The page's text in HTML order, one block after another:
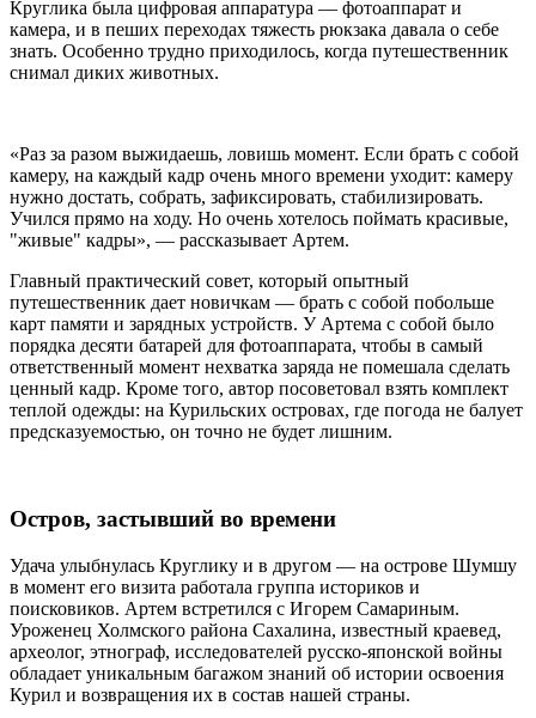
Круглика была цифровая аппаратура — фотоаппарат и
камера, и в пеших переходах тяжесть рюкзака давала о себе
знать. Особенно трудно приходилось, когда путешественник
снимал диких животных.
«Раз за разом выжидаешь, ловишь момент. Если брать с собой
камеру, на каждый кадр очень много времени уходит: камеру
нужно достать, собрать, зафиксировать, стабилизировать.
Учился прямо на ходу. Но очень хотелось поймать красивые,
"живые" кадры», — рассказывает Артем.
Главный практический совет, который опытный
путешественник дает новичкам — брать с собой побольше
карт памяти и зарядных устройств. У Артема с собой было
порядка десяти батарей для фотоаппарата, чтобы в самый
ответственный момент нехватка заряда не помешала сделать
ценный кадр. Кроме того, автор посоветовал взять комплект
теплой одежды: на Курильских островах, где погода не балует
предсказуемостью, он точно не будет лишним.
Остров, застывший во времени
Удача улыбнулась Круглику и в другом — на острове Шумшу
в момент его визита работала группа историков и
поисковиков. Артем встретился с Игорем Самариным.
Уроженец Холмского района Сахалина, известный краевед,
археолог, этнограф, исследователей русско-японской войны
обладает уникальным багажом знаний об истории освоения
Курил и возвращения их в состав нашей страны.